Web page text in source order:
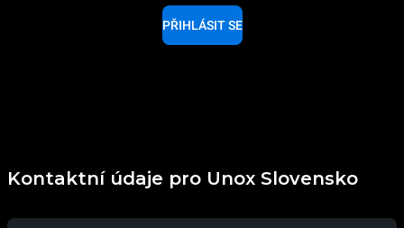
PŘIHLÁSIT SE
Kontaktní údaje pro Unox Slovensko